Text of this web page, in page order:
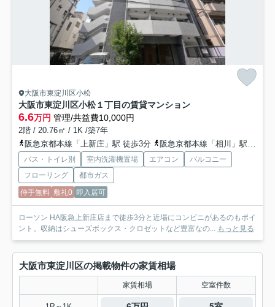
大阪市東淀川区小松
大阪市東淀川区小松１丁目の賃貸マンション
6.6万円 管理/共益費10,000円
2階 / 20.76㎡ / 1K /築7年
阪急京都本線「上新庄」駅 徒歩3分
阪急京都本線「相川」駅 徒歩16分
バス・トイレ別 室内洗濯機置場 エアコン
バルコニー
フローリング
都市ガス
仲手無料 敷礼0 即入居可
ローソン HA阪急上新庄店まで徒歩3分と近場にコンビニがあるのもポイ
ント。収納はシューズボックス・クロゼットなど豊富なの... もっと見る
大阪市東淀川区の掲載物件の家賃相場
家賃相場 空室件数